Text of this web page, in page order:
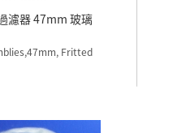
濾器 47mm 玻璃
Fritted